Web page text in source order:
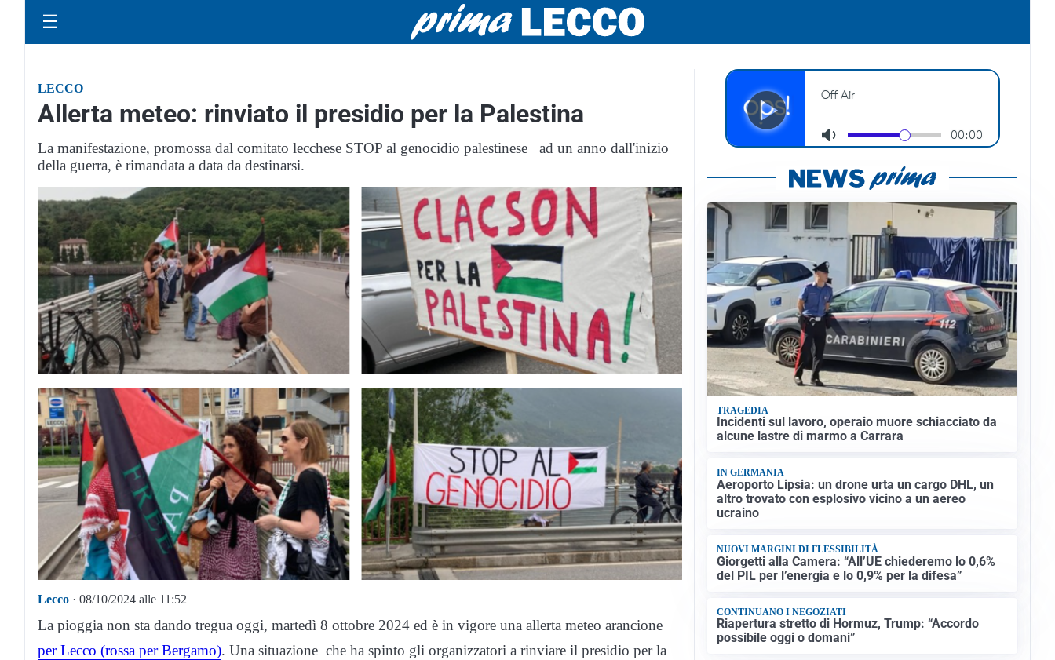
☰
LECCO
Allerta meteo: rinviato il presidio per la Palestina
La manifestazione, promossa dal comitato lecchese STOP al genocidio palestinese ad un anno dall'inizio
della guerra, è rimandata a data da destinarsi.
Lecco · 08/10/2024 alle 11:52
La pioggia non sta dando tregua oggi, martedì 8 ottobre 2024 ed è in vigore una allerta meteo arancione
per Lecco (rossa per Bergamo). Una situazione che ha spinto gli organizzatori a rinviare il presidio per la
TRAGEDIA
Incidenti sul lavoro, operaio muore schiacciato da
alcune lastre di marmo a Carrara
IN GERMANIA
Aeroporto Lipsia: un drone urta un cargo DHL, un
altro trovato con esplosivo vicino a un aereo
ucraino
NUOVI MARGINI DI FLESSIBILITÀ
Giorgetti alla Camera: “All’UE chiederemo lo 0,6%
del PIL per l’energia e lo 0,9% per la difesa”
CONTINUANO I NEGOZIATI
Riapertura stretto di Hormuz, Trump: “Accordo
possibile oggi o domani”